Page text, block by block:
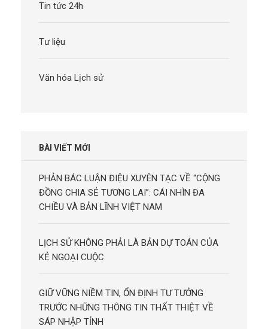
Tin tức 24h
Tư liệu
Văn hóa Lịch sử
BÀI VIẾT MỚI
PHẢN BÁC LUẬN ĐIỆU XUYÊN TẠC VỀ “CỘNG
ĐỒNG CHIA SẺ TƯƠNG LAI”: CÁI NHÌN ĐA
CHIỀU VÀ BẢN LĨNH VIỆT NAM
LỊCH SỬ KHÔNG PHẢI LÀ BẢN DỰ TOÁN CỦA
KẺ NGOẠI CUỘC
GIỮ VỮNG NIỀM TIN, ỔN ĐỊNH TƯ TƯỞNG
TRƯỚC NHỮNG THÔNG TIN THẤT THIỆT VỀ
SÁP NHẬP TỈNH